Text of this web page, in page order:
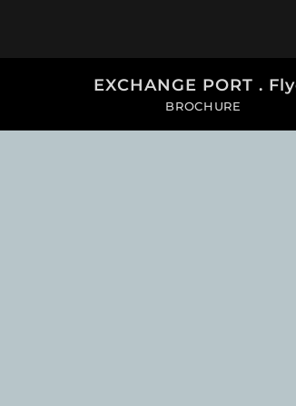
EXCHANGE PORT .
BROCHURE